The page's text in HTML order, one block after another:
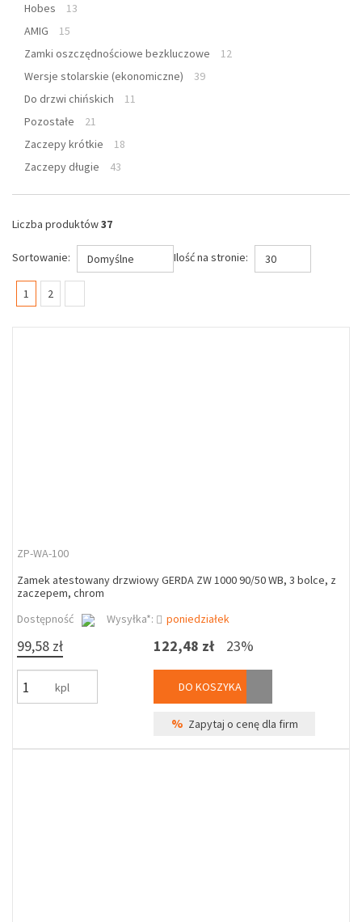
Hobes
13
AMIG
15
Zamki oszczędnościowe bezkluczowe
12
Wersje stolarskie (ekonomiczne)
39
Do drzwi chińskich
11
Pozostałe
21
Zaczepy krótkie
18
Zaczepy długie
43
Liczba produktów37
Sortowanie: Domyślne Ilość na stronie: 30
1 (current)
2
ZP-WA-100
Zamek atestowany drzwiowy GERDA ZW 1000 90/50 WB, 3 bolce, z
zaczepem, chrom
Dostępność
Wysyłka*: poniedziałek
99,58 zł
kpl
122,48 zł 23%
DO KOSZYKA
% Zapytaj o cenę dla firm